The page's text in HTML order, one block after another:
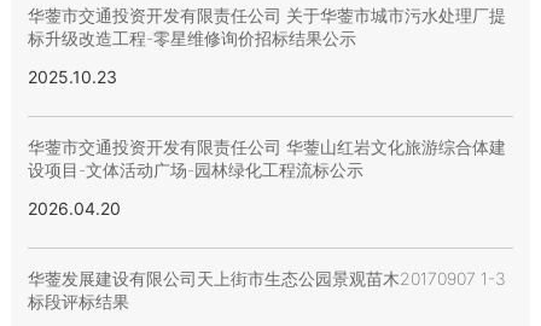
华蓥市交通投资开发有限责任公司 关于华蓥市城市污水处理厂提
标升级改造工程-零星维修询价招标结果公示
2025.10.23
华蓥市交通投资开发有限责任公司 华蓥山红岩文化旅游综合体建
设项目-文体活动广场-园林绿化工程流标公示
2026.04.20
华蓥发展建设有限公司天上街市生态公园景观苗木20170907 1-3
标段评标结果